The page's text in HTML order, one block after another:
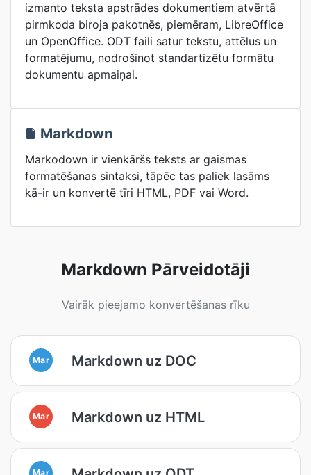
izmanto teksta apstrādes dokumentiem atvērtā
pirmkoda biroja pakotnēs, piemēram, LibreOffice
un OpenOffice. ODT faili satur tekstu, attēlus un
formatējumu, nodrošinot standartizētu formātu
dokumentu apmaiņai.
Markdown
Markodown ir vienkāršs teksts ar gaismas
formatēšanas sintaksi, tāpēc tas paliek lasāms
kā-ir un konvertē tīri HTML, PDF vai Word.
Markdown Pārveidotāji
Vairāk pieejamo konvertēšanas rīku
Mar Markdown uz DOC
Mar Markdown uz HTML
Mar